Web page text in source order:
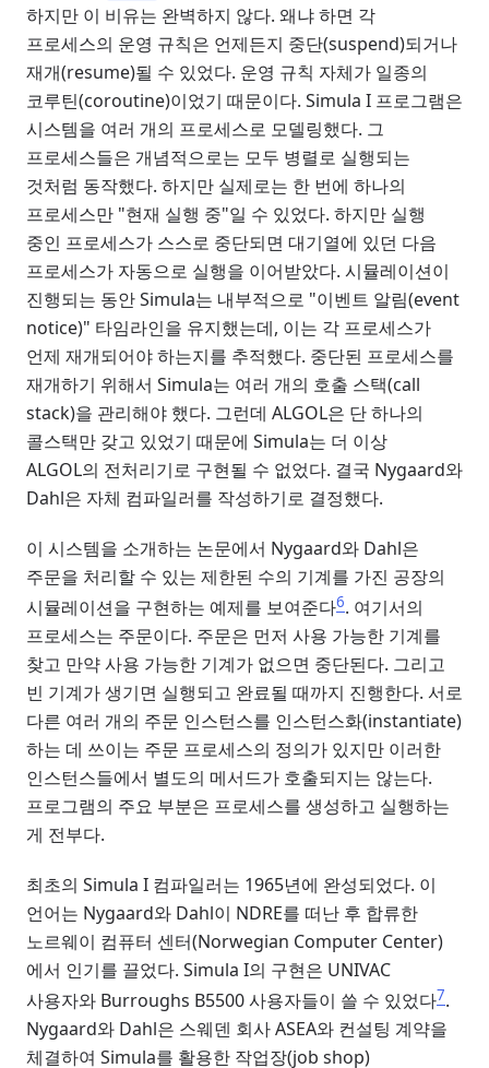
하지만 이 비유는 완벽하지 않다. 왜냐 하면 각
프로세스의 운영 규칙은 언제든지 중단(suspend)되거나
재개(resume)될 수 있었다. 운영 규칙 자체가 일종의
코루틴(coroutine)이었기 때문이다. Simula I 프로그램은
시스템을 여러 개의 프로세스로 모델링했다. 그
프로세스들은 개념적으로는 모두 병렬로 실행되는
것처럼 동작했다. 하지만 실제로는 한 번에 하나의
프로세스만 "현재 실행 중"일 수 있었다. 하지만 실행
중인 프로세스가 스스로 중단되면 대기열에 있던 다음
프로세스가 자동으로 실행을 이어받았다. 시뮬레이션이
진행되는 동안 Simula는 내부적으로 "이벤트 알림(event
notice)" 타임라인을 유지했는데, 이는 각 프로세스가
언제 재개되어야 하는지를 추적했다. 중단된 프로세스를
재개하기 위해서 Simula는 여러 개의 호출 스택(call
stack)을 관리해야 했다. 그런데 ALGOL은 단 하나의
콜스택만 갖고 있었기 때문에 Simula는 더 이상
ALGOL의 전처리기로 구현될 수 없었다. 결국 Nygaard와
Dahl은 자체 컴파일러를 작성하기로 결정했다.
이 시스템을 소개하는 논문에서 Nygaard와 Dahl은
주문을 처리할 수 있는 제한된 수의 기계를 가진 공장의
시뮬레이션을 구현하는 예제를 보여준다6. 여기서의
프로세스는 주문이다. 주문은 먼저 사용 가능한 기계를
찾고 만약 사용 가능한 기계가 없으면 중단된다. 그리고
빈 기계가 생기면 실행되고 완료될 때까지 진행한다. 서로
다른 여러 개의 주문 인스턴스를 인스턴스화(instantiate)
하는 데 쓰이는 주문 프로세스의 정의가 있지만 이러한
인스턴스들에서 별도의 메서드가 호출되지는 않는다.
프로그램의 주요 부분은 프로세스를 생성하고 실행하는
게 전부다.
최초의 Simula I 컴파일러는 1965년에 완성되었다. 이
언어는 Nygaard와 Dahl이 NDRE를 떠난 후 합류한
노르웨이 컴퓨터 센터(Norwegian Computer Center)
에서 인기를 끌었다. Simula I의 구현은 UNIVAC
사용자와 Burroughs B5500 사용자들이 쓸 수 있었다7.
Nygaard와 Dahl은 스웨덴 회사 ASEA와 컨설팅 계약을
체결하여 Simula를 활용한 작업장(job shop)